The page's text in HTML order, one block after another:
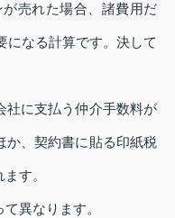
売れた場合、諸費用だ
になる計算です。決して
社に支払う仲介手数料が
か、契約書に貼る印紙税
す。
異なります。